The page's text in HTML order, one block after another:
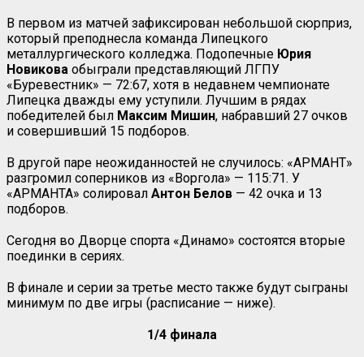
В первом из матчей зафиксирован небольшой сюрприз,
который преподнесла команда Липецкого
металлургического колледжа. Подопечные Юрия
Новикова обыграли представляющий ЛГПУ
«Буревестник» — 72:67, хотя в недавнем чемпионате
Липецка дважды ему уступили. Лучшим в рядах
победителей был Максим Мишин, набравший 27 очков
и совершивший 15 подборов.
В другой паре неожиданностей не случилось: «АРМАНТ»
разгромил соперников из «Воргола» — 115:71. У
«АРМАНТА» солировал Антон Белов — 42 очка и 13
подборов.
Сегодня во Дворце спорта «Динамо» состоятся вторые
поединки в сериях.
В финале и серии за третье место также будут сыграны
минимум по две игры (расписание — ниже).
1/4 финала